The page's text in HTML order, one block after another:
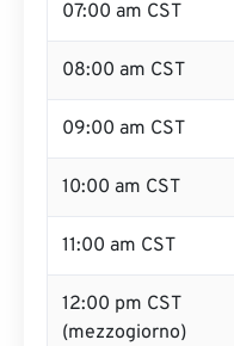
07:00 am CST
08:00 am CST
09:00 am CST
10:00 am CST
11:00 am CST
12:00 pm CST
(mezzogiorno)